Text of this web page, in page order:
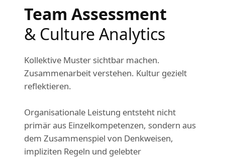
Team Assessment
& Culture Analytics
Kollektive Muster sichtbar machen.
Zusammenarbeit verstehen. Kultur gezielt
reflektieren.
Organisationale Leistung entsteht nicht
primär aus Einzelkompetenzen, sondern aus
dem Zusammenspiel von Denkweisen,
impliziten Regeln und gelebter